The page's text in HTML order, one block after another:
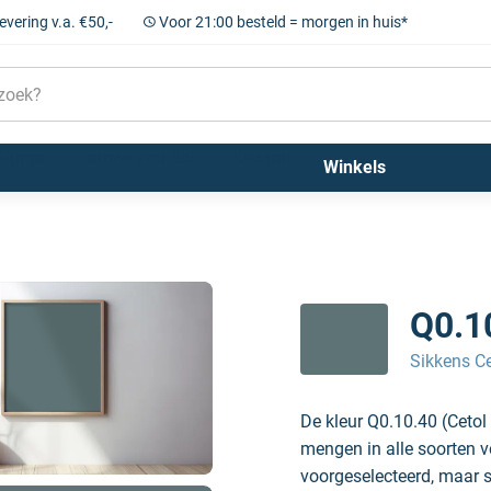
v.a. €50,- Voor 21:00 besteld = morgen in huis*
Winkels
Sikkens
De kleur Q0.10.40
mengen in alle soorten
voorgeselecteerd, maar